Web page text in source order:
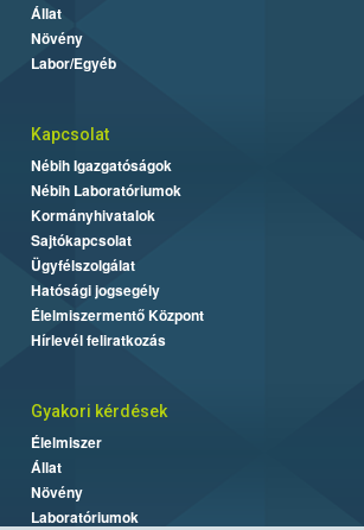
Állat
Növény
Labor/Egyéb
Kapcsolat
Nébih Igazgatóságok
Nébih Laboratóriumok
Kormányhivatalok
Sajtókapcsolat
Ügyfélszolgálat
Hatósági jogsegély
Élelmiszermentő Központ
Hírlevél feliratkozás
Gyakori kérdések
Élelmiszer
Állat
Növény
Laboratóriumok